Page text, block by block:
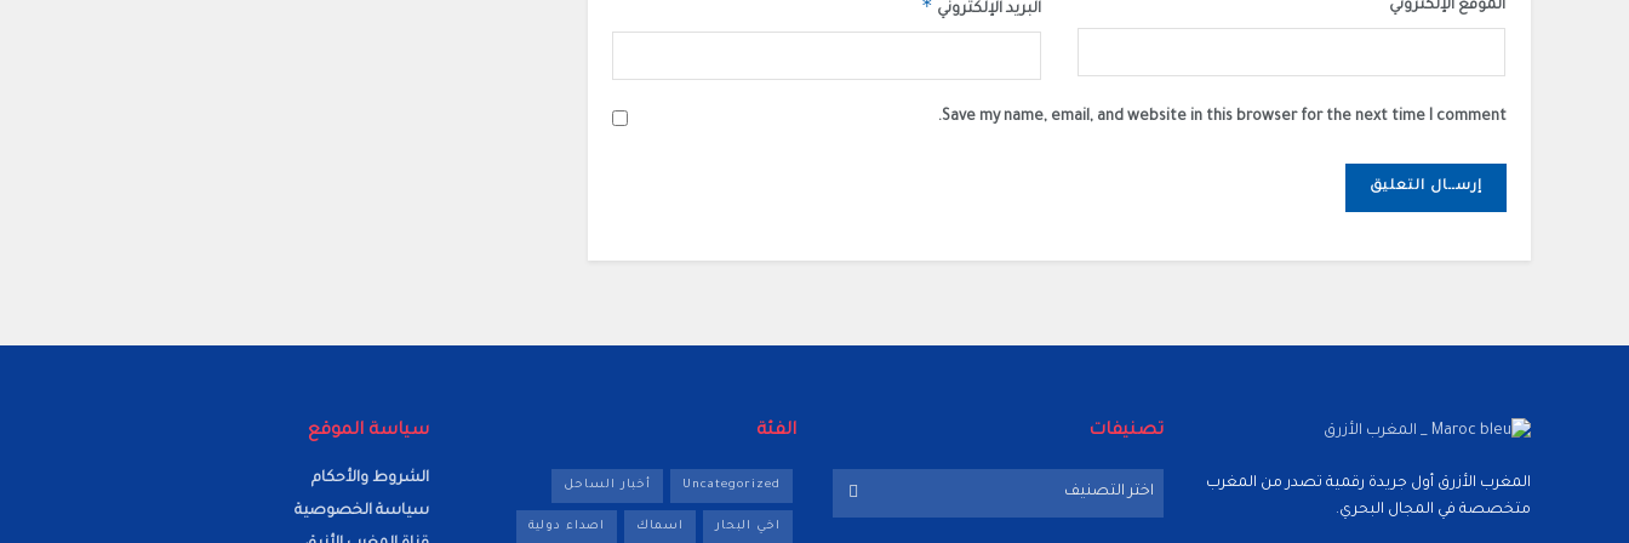
البريد الإلكتروني * الموقع الإلكتروني
Save my name, email, and website in this browser for the next time I comment.
المغرب الأزرق أول جريدة رقمية تصدر من المغرب
متخصصة في المجال البحري.
تصنيفات
تصنيفات
اختر التصنيف
الفئة
Uncategorized أخبار الساحل
اخي البحار اسماك اصداء دولية
سياسة الموقع
الشروط والأحكام
سياسة الخصوصية